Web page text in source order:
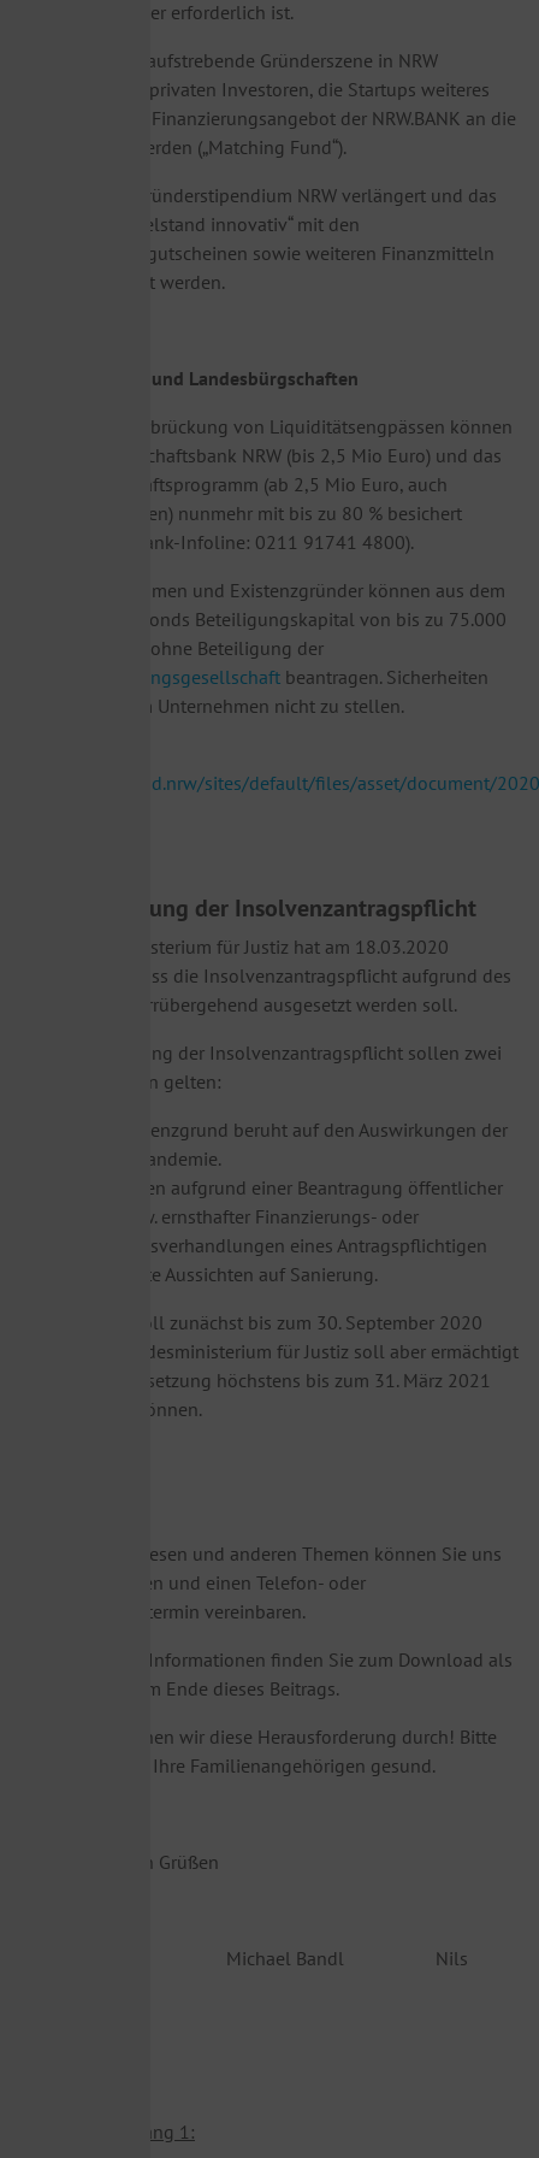
Kulturschaffender erforderlich ist.
Zudem soll die aufstrebende Gründerszene in NRW
unterstützt und privaten Investoren, die Startups weiteres
Geld geben, ein Finanzierungsangebot der NRW.BANK an die
Seite gestellt werden („Matching Fund“).
Auch soll das Gründerstipendium NRW verlängert und das
Programm „Mittelstand innovativ“ mit den
Digitalisierungsgutscheinen sowie weiteren Finanzmitteln
neu ausgerichtet werden.
Finanzierungen und Landesbürgschaften
Kredite zur Überbrückung von Liquiditätsengpässen können
durch die Bürgschaftsbank NRW (bis 2,5 Mio Euro) und das
Landesbürgschaftsprogramm (ab 2,5 Mio Euro, auch
Großunternehmen) nunmehr mit bis zu 80 % besichert
werden. (NRW.Bank-Infoline: 0211 91741 4800).
Kleine Unternehmen und Existenzgründer können aus dem
Mikromezzaninfonds Beteiligungskapital von bis zu 75.000
Euro direkt und ohne Beteiligung der
Kapitalbeteiligungsgesellschaft beantragen. Sicherheiten
sind hierfür vom Unternehmen nicht zu stellen.
https://www.land.nrw/sites/default/files/asset/document/
Aussetzung der Insolvenzantragspflicht
Das Bundesministerium für Justiz hat am 18.03.2020
angekündigt, dass die Insolvenzantragspflicht aufgrund des
Corona Virus vorrübergehend ausgesetzt werden soll.
Für die Aussetzung der Insolvenzantragspflicht sollen zwei
Voraussetzungen gelten:
Der Insolvenzgrund beruht auf den Auswirkungen der
Corona–Pandemie.
Es bestehen aufgrund einer Beantragung öffentlicher
Hilfen bzw. ernsthafter Finanzierungs- oder
Sanierungsverhandlungen eines Antragspflichtigen
begründete Aussichten auf Sanierung.
Die Regelung soll zunächst bis zum 30. September 2020
gelten. Das Bundesministerium für Justiz soll aber ermächtigt
werden, die Aussetzung höchstens bis zum 31. März 2021
verlängern zu können.
Bei Fragen zu diesen und anderen Themen können Sie uns
gern kontaktieren und einen Telefon- oder
Videokonferenztermin vereinbaren.
Weiterführende Informationen finden Sie zum Download als
PDF-Anhänge am Ende dieses Beitrags.
Gemeinsam stehen wir diese Herausforderung durch! Bitte
bleiben Sie und Ihre Familienangehörigen gesund.
Mit freundlichen Grüßen
Martin Pekala Michael Bandl Nils
Download-Anhang 1: